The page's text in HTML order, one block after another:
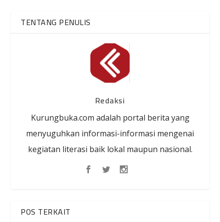
TENTANG PENULIS
Redaksi
Kurungbuka.com adalah portal berita yang
menyuguhkan informasi-informasi mengenai
kegiatan literasi baik lokal maupun nasional.
POS TERKAIT